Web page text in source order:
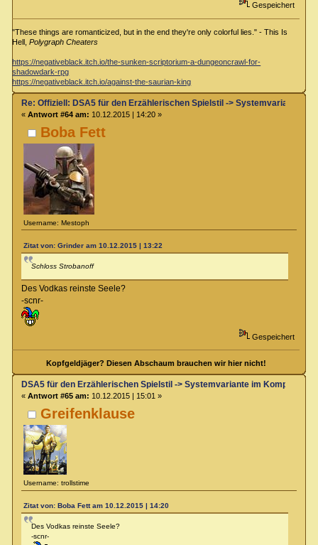
Gespeichert
"These things are romanticized, but in the end they're only colorful lies." - This Is
Hell,Polygraph Cheaters
https://negativeblack.itch.io/the-sunken-scriptorium-a-dungeoncrawl-for-
shadowdark-rpg
https://negativeblack.itch.io/against-the-saurian-king
Boba Fett
Username: Mestoph
Re: Offiziell: DSA5 für den Erzählerischen Spielstil -> Systemvariante im
« Antwort #64 am: 10.12.2015 | 14:20 »
Zitat von: Grinder am 10.12.2015 | 13:22
Schloss Strobanoff
Des Vodkas reinste Seele?
-scnr-
Gespeichert
Kopfgeldjäger? Diesen Abschaum brauchen wir hier nicht!
Greifenklause
Username: trollstime
DSA5 für den Erzählerischen Spielstil -> Systemvariante im Kompendium
« Antwort #65 am: 10.12.2015 | 15:01 »
Zitat von: Boba Fett am 10.12.2015 | 14:20
Des Vodkas reinste Seele?
-scnr-